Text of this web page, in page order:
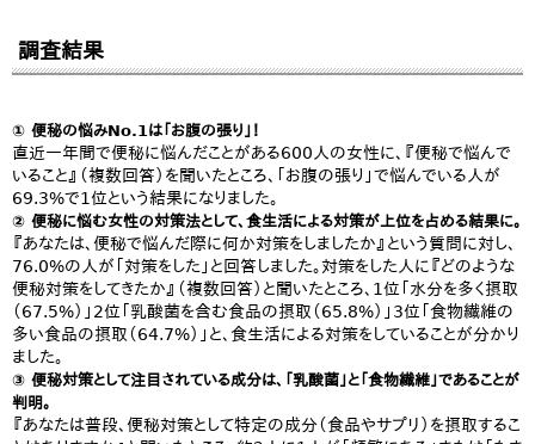
調査結果
① 便秘の悩みNo.1は「お腹の張り」！
直近一年間で便秘に悩んだことがある600人の女性に、『便秘で悩んで
いること』（複数回答）を聞いたところ、「お腹の張り」で悩んでいる人が
69.3%で1位という結果になりました。
② 便秘に悩む女性の対策法として、食生活による対策が上位を占める結果に。
『あなたは、便秘で悩んだ際に何か対策をしましたか』という質問に対し、
76.0%の人が「対策をした」と回答しました。対策をした人に『どのような
便秘対策をしてきたか』（複数回答）と聞いたところ、1位「水分を多く摂取
（67.5%）」2位「乳酸菌を含む食品の摂取（65.8%）」3位「食物繊維の
多い食品の摂取（64.7%）」と、食生活による対策をしていることが分かり
ました。
③ 便秘対策として注目されている成分は、「乳酸菌」と「食物繊維」であることが
判明。
『あなたは普段、便秘対策として特定の成分（食品やサプリ）を摂取するこ